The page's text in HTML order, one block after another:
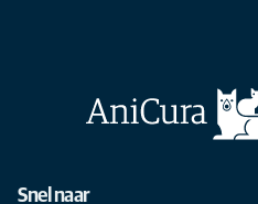
Snel naar